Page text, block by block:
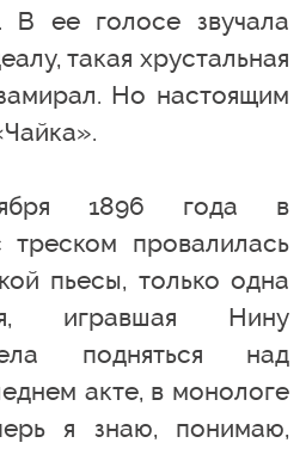
В ее голосе звучала
такая хрустальная
Но настоящим
1896 года в
треском провалилась
пьесы, только одна
игравшая Нину
подняться над
акте, в монологе
я знаю, понимаю,